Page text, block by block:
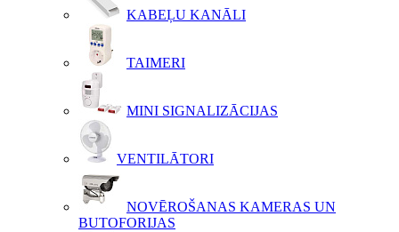
KABEĻU KANĀLI
TAIMERI
MINI SIGNALIZĀCIJAS
VENTILĀTORI
NOVĒROŠANAS KAMERAS UN
BUTOFORIJAS